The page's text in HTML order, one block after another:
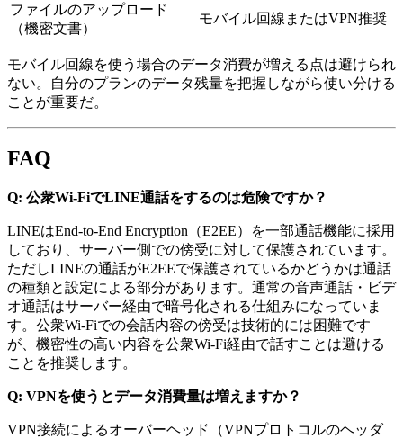
ファイルのアップロード
（機密文書）
モバイル回線またはVPN推奨
モバイル回線を使う場合のデータ消費が増える点は避けられ
ない。自分のプランのデータ残量を把握しながら使い分ける
ことが重要だ。
FAQ
Q: 公衆Wi-FiでLINE通話をするのは危険ですか？
LINEはEnd-to-End Encryption（E2EE）を一部通話機能に採用
しており、サーバー側での傍受に対して保護されています。
ただしLINEの通話がE2EEで保護されているかどうかは通話
の種類と設定による部分があります。通常の音声通話・ビデ
オ通話はサーバー経由で暗号化される仕組みになっていま
す。公衆Wi-Fiでの会話内容の傍受は技術的には困難です
が、機密性の高い内容を公衆Wi-Fi経由で話すことは避ける
ことを推奨します。
Q: VPNを使うとデータ消費量は増えますか？
VPN接続によるオーバーヘッド（VPNプロトコルのヘッダ